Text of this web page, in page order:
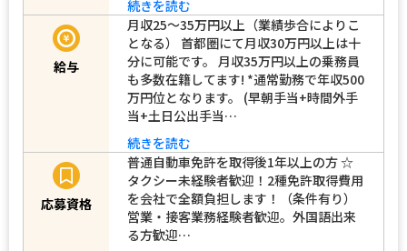
続きを読む
給与
月収25～35万円以上（業績歩合によりこ
となる） 首都圏にて月収30万円以上は十
分に可能です。 月収35万円以上の乗務員
も多数在籍してます! *通常勤務で年収500
万円位となります。 (早朝手当+時間外手
当+土日公出手当…
続きを読む
応募資格
普通自動車免許を取得後1年以上の方 ☆
タクシー未経験者歓迎！2種免許取得費用
を会社で全額負担します！（条件有り）
営業・接客業務経験者歓迎。外国語出来
る方歓迎…